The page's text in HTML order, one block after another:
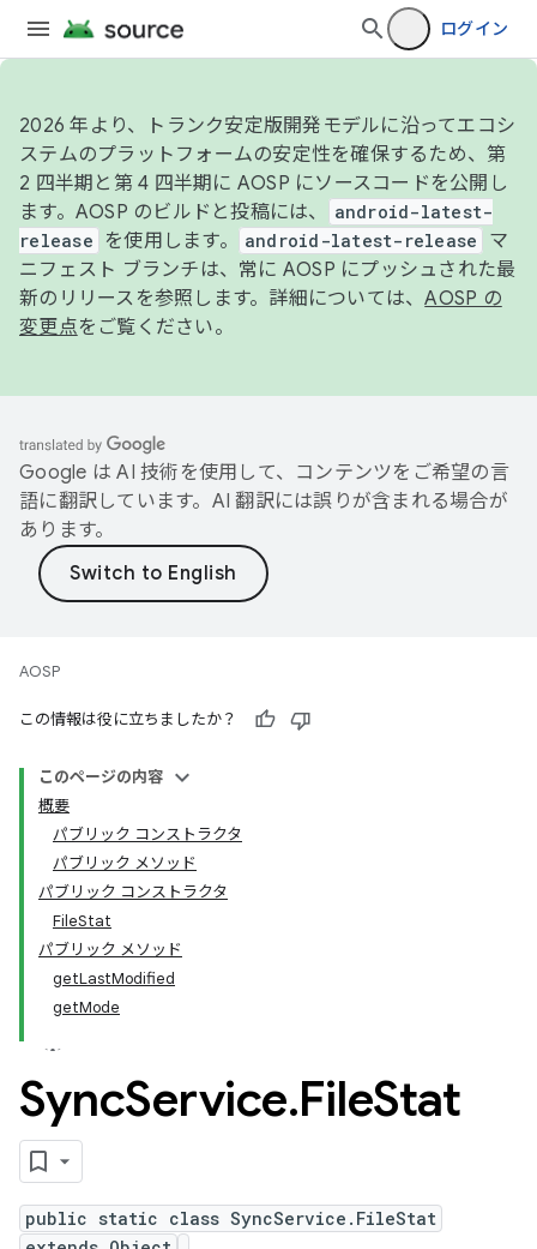
ログイン
2026 年より、トランク安定版開発モデルに沿ってエコシ
ステムのプラットフォームの安定性を確保するため、第
2 四半期と第 4 四半期に AOSP にソースコードを公開し
ます。AOSP のビルドと投稿には、
android-latest-
release
を使用します。 android-latest-release
マ
ニフェスト ブランチは、常に AOSP にプッシュされた最
新のリリースを参照します。詳細については、AOSP の
変更点をご覧ください。
Google は AI 技術を使用して、コンテンツをご希望の言
語に翻訳しています。AI 翻訳には誤りが含まれる場合が
あります。
AOSP
この情報は役に立ちましたか？
このページの内容
概要
パブリック コンストラクタ
パブリック メソッド
パブリック コンストラクタ
FileStat
パブリック メソッド
getLastModified
getMode
SyncService.FileStat
public static class SyncService.FileStat